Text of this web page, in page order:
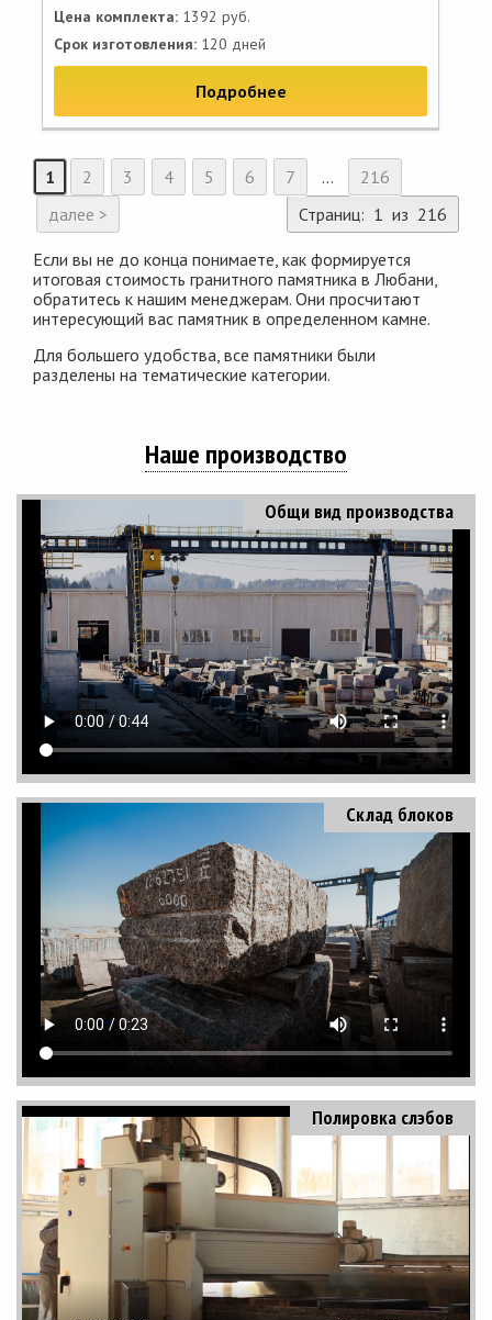
Цена комплекта: 1392 руб.
Срок изготовления: 120 дней
Подробнее
1 2 3 4 5 6 7 ...
216
далее >
Страниц: 1 из 216
Если вы не до конца понимаете, как формируется
итоговая стоимость гранитного памятника в Любани,
обратитесь к нашим менеджерам. Они просчитают
интересующий вас памятник в определенном камне.
Для большего удобства, все памятники были
разделены на тематические категории.
Наше производство
Общи вид производства
Склад блоков
Полировка слэбов